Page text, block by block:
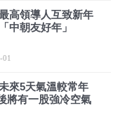
高領導人互致新年
中朝友好年」
01
來5天氣溫較常年
將有一股強冷空氣